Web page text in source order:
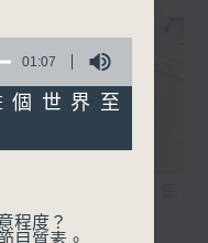
01:07
世界至
程度？